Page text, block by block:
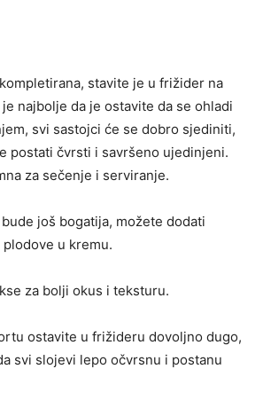
stavite je u frižider na
najbolje da je ostavite da se ohladi
svi sastojci će se dobro sjediniti,
postati čvrsti i savršeno ujedinjeni.
za sečenje i serviranje.
još bogatija, možete dodati
u kremu.
za bolji okus i teksturu.
ostavite u frižideru dovoljno dugo,
svi slojevi lepo očvrsnu i postanu